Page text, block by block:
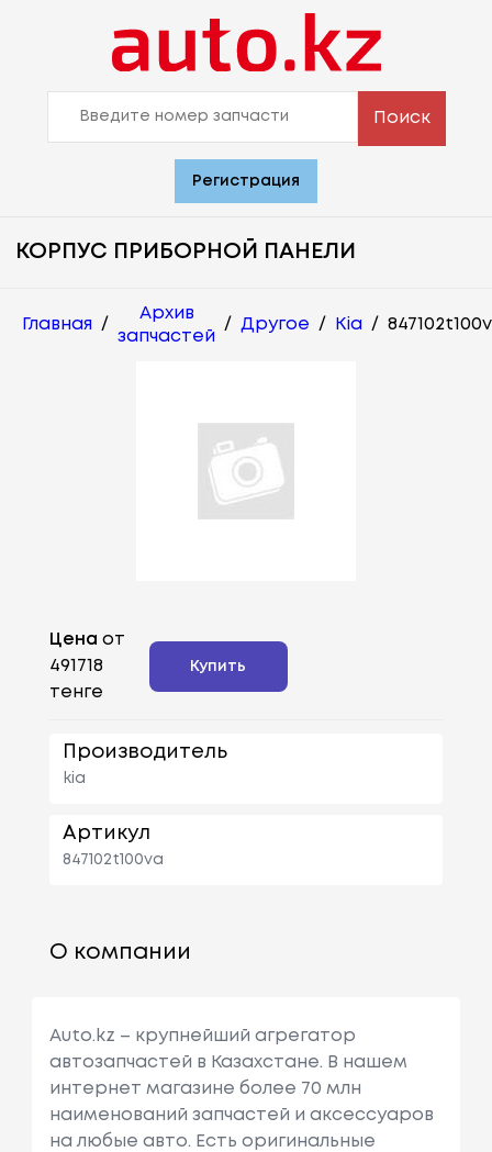
Поиск
Регистрация
КОРПУС ПРИБОРНОЙ ПАНЕЛИ
Главная /
Архив
запчастей
/ Другое / Kia /
Цена от
491718
тенге
Купить
Производитель
kia
Артикул
847102t100va
О компании
Auto.kz – крупнейший агрегатор
автозапчастей в Казахстане. В нашем
интернет магазине более 70 млн
наименований запчастей и аксессуаров
на любые авто. Есть оригинальные